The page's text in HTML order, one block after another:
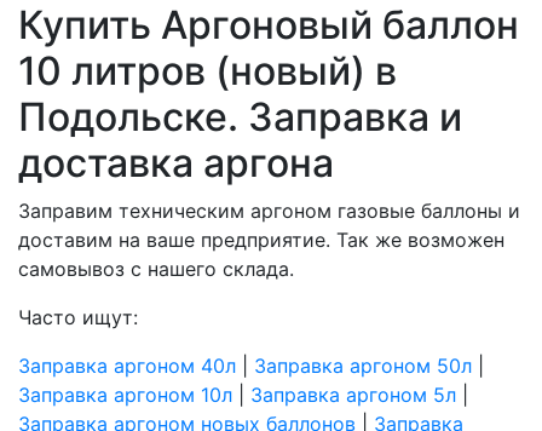
Купить Аргоновый баллон
10 литров (новый) в
Подольске. Заправка и
доставка аргона
Заправим техническим аргоном газовые баллоны и
доставим на ваше предприятие. Так же возможен
самовывоз с нашего склада.
Часто ищут:
Заправка аргоном 40л
Заправка аргоном 50л
Заправка аргоном 10л
Заправка аргоном 5л
Заправка аргоном новых баллонов
Заправка